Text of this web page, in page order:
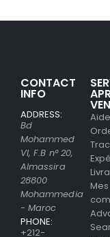
CONTACT
INFO
ADDRESS:
Bd
Mohammed
VI, F.B n° 20,
Almassira
28800
Mohammedia
- Maroc
PHONE:
+212-
Mes